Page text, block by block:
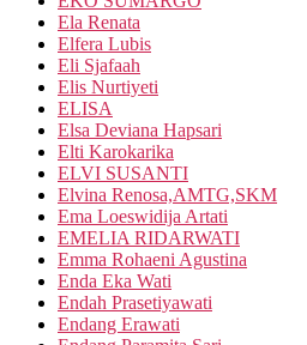
Ela Renata
Elfera Lubis
Eli Sjafaah
Elis Nurtiyeti
ELISA
Elsa Deviana Hapsari
Elti Karokarika
ELVI SUSANTI
Elvina Renosa,AMTG,SKM
Ema Loeswidija Artati
EMELIA RIDARWATI
Emma Rohaeni Agustina
Enda Eka Wati
Endah Prasetiyawati
Endang Erawati